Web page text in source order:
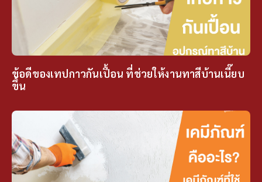
ข้อดีของเทปกาวกันเปื้อน ที่ช่วยให้งานทาสีบ้านเนี๊ยบ
ขึ้น